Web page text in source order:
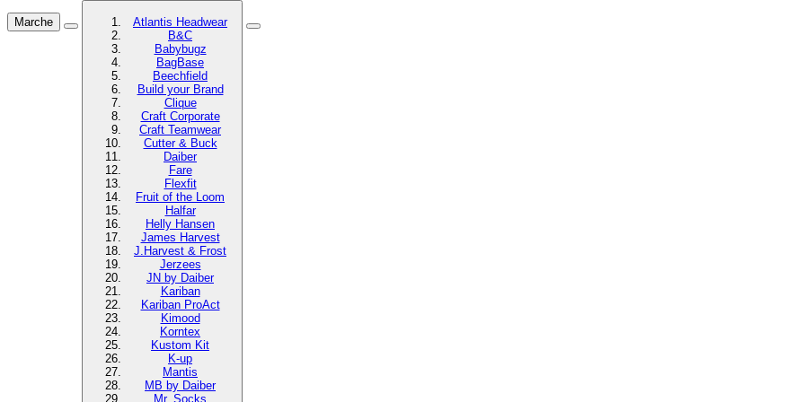
Marche
Atlantis Headwear
B&C
Babybugz
BagBase
Beechfield
Build your Brand
Clique
Craft Corporate
Craft Teamwear
Cutter & Buck
Daiber
Fare
Flexfit
Fruit of the Loom
Halfar
Helly Hansen
James Harvest
J.Harvest & Frost
Jerzees
JN by Daiber
Kariban
Kariban ProAct
Kimood
Korntex
Kustom Kit
K-up
Mantis
MB by Daiber
Mr. Socks